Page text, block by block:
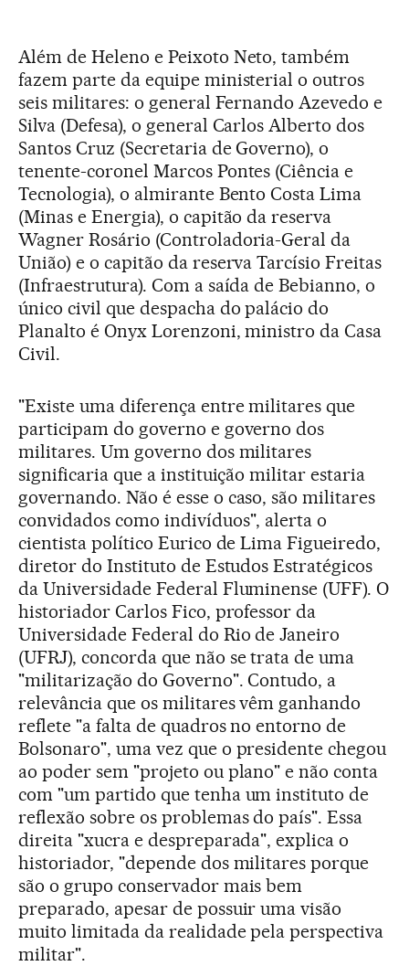
Além de Heleno e Peixoto Neto, também
fazem parte da equipe ministerial o outros
seis militares: o general Fernando Azevedo e
Silva (Defesa), o general Carlos Alberto dos
Santos Cruz (Secretaria de Governo), o
tenente-coronel Marcos Pontes (Ciência e
Tecnologia), o almirante Bento Costa Lima
(Minas e Energia), o capitão da reserva
Wagner Rosário (Controladoria-Geral da
União) e o capitão da reserva Tarcísio Freitas
(Infraestrutura). Com a saída de Bebianno, o
único civil que despacha do palácio do
Planalto é Onyx Lorenzoni, ministro da Casa
Civil.
"Existe uma diferença entre militares que
participam do governo e governo dos
militares. Um governo dos militares
significaria que a instituição militar estaria
governando. Não é esse o caso, são militares
convidados como indivíduos", alerta o
cientista político Eurico de Lima Figueiredo,
diretor do Instituto de Estudos Estratégicos
da Universidade Federal Fluminense (UFF). O
historiador Carlos Fico, professor da
Universidade Federal do Rio de Janeiro
(UFRJ), concorda que não se trata de uma
"militarização do Governo". Contudo, a
relevância que os militares vêm ganhando
reflete "a falta de quadros no entorno de
Bolsonaro", uma vez que o presidente chegou
ao poder sem "projeto ou plano" e não conta
com "um partido que tenha um instituto de
reflexão sobre os problemas do país". Essa
direita "xucra e despreparada", explica o
historiador, "depende dos militares porque
são o grupo conservador mais bem
preparado, apesar de possuir uma visão
muito limitada da realidade pela perspectiva
militar".